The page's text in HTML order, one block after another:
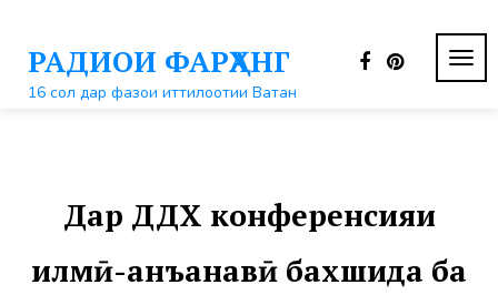
контентуРАДИОИ ФАРҲАНГ
16 сол дар фазои иттилоотии Ватан
Дар ДДХ конференсияи
илмӣ-анъанавӣ бахшида ба